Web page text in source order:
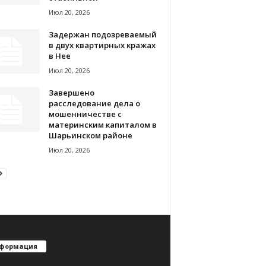
Июл 20, 2026
Задержан подозреваемый
в двух квартирных кражах
в Нее
Июл 20, 2026
Завершено
расследование дела о
мошенничестве с
материнским капиталом в
Шарьинском районе
Июл 20, 2026